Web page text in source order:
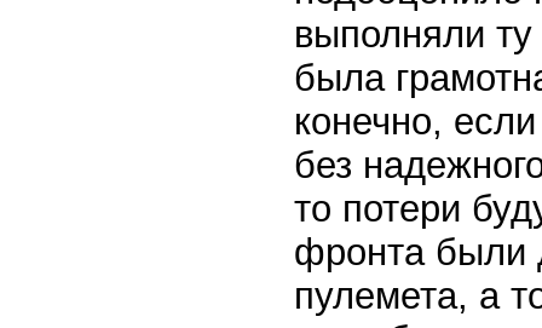
выполняли
была
конечно,
без
то потери
фронта были
пулемета, а